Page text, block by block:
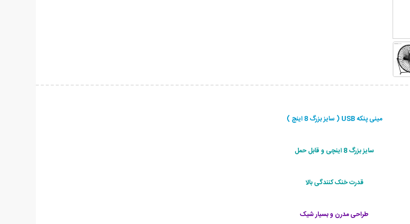
مینی پنکه USB ( سایز بزرگ 8 اینچ )
سایز بزرگ 8 اینچی و قابل حمل
قدرت خنک کنندگی بالا
طراحی مدرن و بسیار شیک